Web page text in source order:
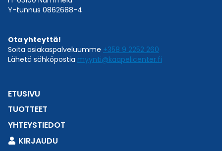
Y-tunnus 0862688-4
Ota yhteyttä!
Soita asiakaspalveluumme +358 9 2252 260
Lähetä sähköpostia myynti@kaapelicenter.fi
ETUSIVU
TUOTTEET
YHTEYSTIEDOT
KIRJAUDU